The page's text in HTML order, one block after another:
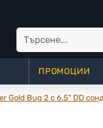
ПРОМОЦИИ
Gold Bug 2 с 6.5" DD